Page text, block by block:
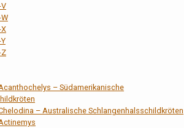
– Südamerikanische
– Australische Schlangenhalsschildkröten